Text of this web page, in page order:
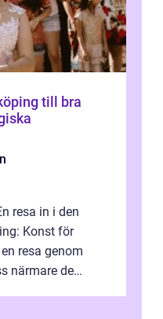
till bra
resa in i den
Konst för
resa genom
närmare de